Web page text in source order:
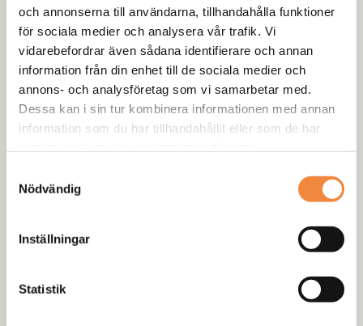
och annonserna till användarna, tillhandahålla funktioner
för sociala medier och analysera vår trafik. Vi
vidarebefordrar även sådana identifierare och annan
information från din enhet till de sociala medier och
annons- och analysföretag som vi samarbetar med.
Dessa kan i sin tur kombinera informationen med annan
information som du har tillhandahållit eller som de har
Nödvändig
Inställningar
Statistik
Det finns inga recensioner än.
Bli först med att recensera
”Ersättningsbussningar
Polyurethan XT-1 Dämpare”
Ditt betyg
Din recension